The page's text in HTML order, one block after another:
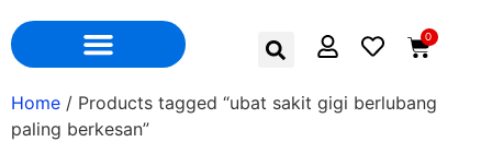
0
Home / Products tagged “ubat sakit gigi berlubang
paling berkesan”